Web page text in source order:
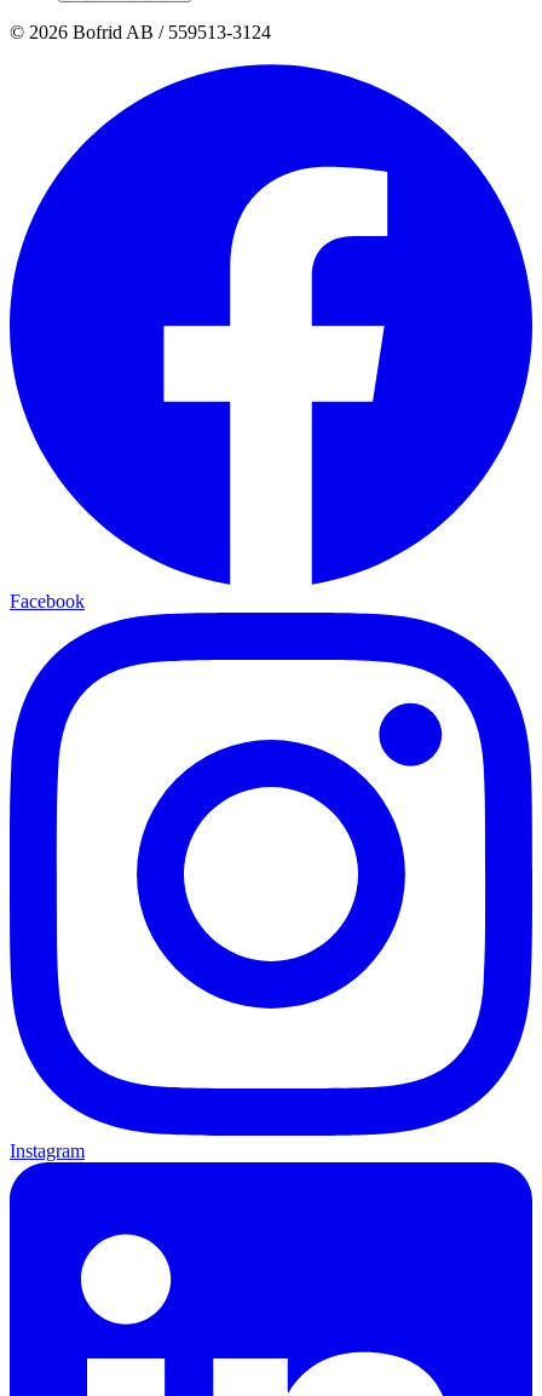
© 2026 Bofrid AB / 559513-3124
Facebook
Instagram